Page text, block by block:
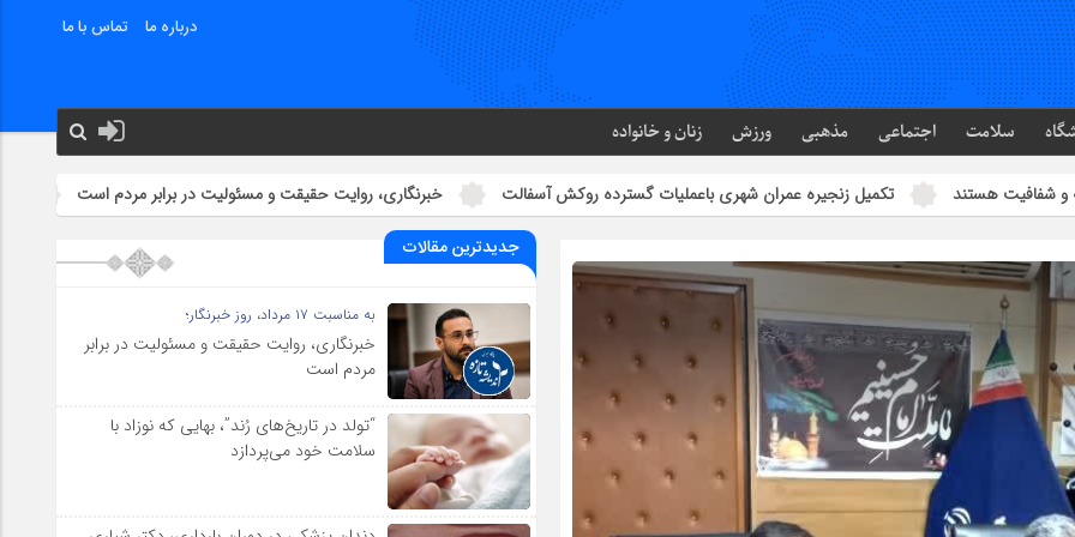
درباره ما تماس با ما
سلامت اجتماعی مذهبی ورزش زنان و خانواده
تکمیل زنجیره عمران شهری باعملیات گسترده روکش آسفالت خبرنگاری، روایت حقیقت و مسئولیت‌ در برابر مردم است وضعیت
جدیدترین مقالات
به مناسبت ۱۷ مرداد، روز خبرنگار؛
خبرنگاری، روایت حقیقت و مسئولیت‌ در برابر
مردم است
“تولد در تاریخ‌های رُند”، بهایی که نوزاد با
سلامت خود می‌پردازد